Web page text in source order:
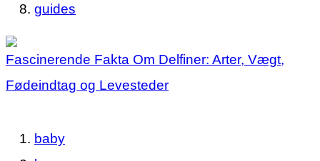
guides
Fascinerende Fakta Om Delfiner: Arter, Vægt,
Fødeindtag og Levesteder
baby